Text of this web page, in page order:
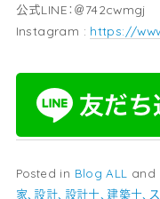
公式LINE：＠742cwmgj
Instagram : https://
Posted in Blog ALL and
家、設計、設計士、建築士、